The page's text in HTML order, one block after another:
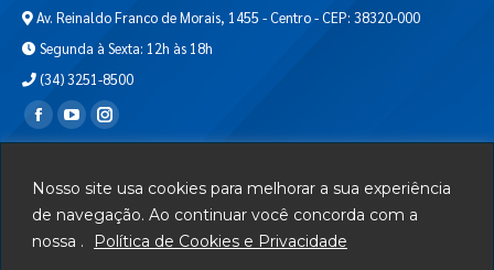
Nosso site usa cookies para melhorar a sua experiência
de navegação. Ao continuar você concorda com a
nossa .
Política de Cookies e Privacidade
Av. Reinaldo Franco de Morais, 1455 - Centro - CEP: 38320-000
Segunda à Sexta: 12h às 18h
(34) 3251-8500
Encontre-nos em:
Departamento de T.I.
Serviços